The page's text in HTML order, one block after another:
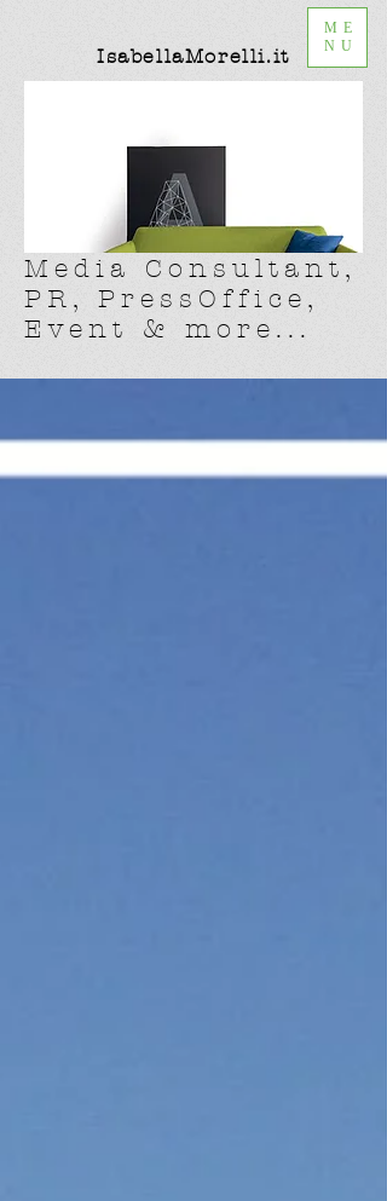
Media Consultant,
PR, PressOffice,
Event & more...
IsabellaMorelli.it
ME
NU